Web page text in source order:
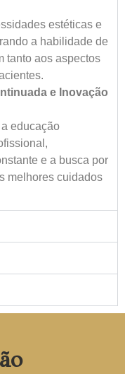
estéticas e
a habilidade de
tanto aos aspectos
e Inovação
educação
e a busca por
melhores cuidados